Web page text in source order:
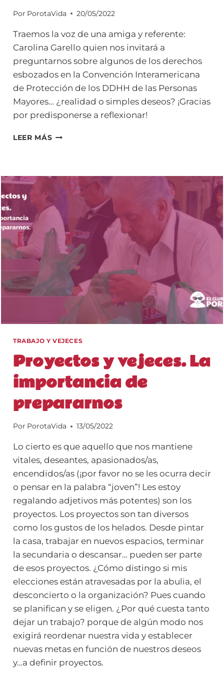
Por PorotaVida 20/05/2022
Traemos la voz de una amiga y referente:
Carolina Garello quien nos invitará a
preguntarnos sobre algunos de los derechos
esbozados en la Convención Interamericana
de Protección de los DDHH de las Personas
Mayores… ¿realidad o simples deseos? ¡Gracias
por predisponerse a reflexionar!
LEER MÁS DERECHO
LAS
PERSONAS
MAYORES.
DEL
DICHO
AL
HECHO…
TRABAJO Y VEJECES
Proyectos y vejeces. La
importancia de
prepararnos
Por PorotaVida 13/05/2022
Lo cierto es que aquello que nos mantiene
vitales, deseantes, apasionados/as,
encendidos/as (¡por favor no se les ocurra decir
o pensar en la palabra “joven”! Les estoy
regalando adjetivos más potentes) son los
proyectos. Los proyectos son tan diversos
como los gustos de los helados. Desde pintar
la casa, trabajar en nuevos espacios, terminar
la secundaria o descansar… pueden ser parte
de esos proyectos. ¿Cómo distingo si mis
elecciones están atravesadas por la abulia, el
desconcierto o la organización? Pues cuando
se planifican y se eligen. ¿Por qué cuesta tanto
dejar un trabajo? porque de algún modo nos
exigirá reordenar nuestra vida y establecer
nuevas metas en función de nuestros deseos
y…a definir proyectos.